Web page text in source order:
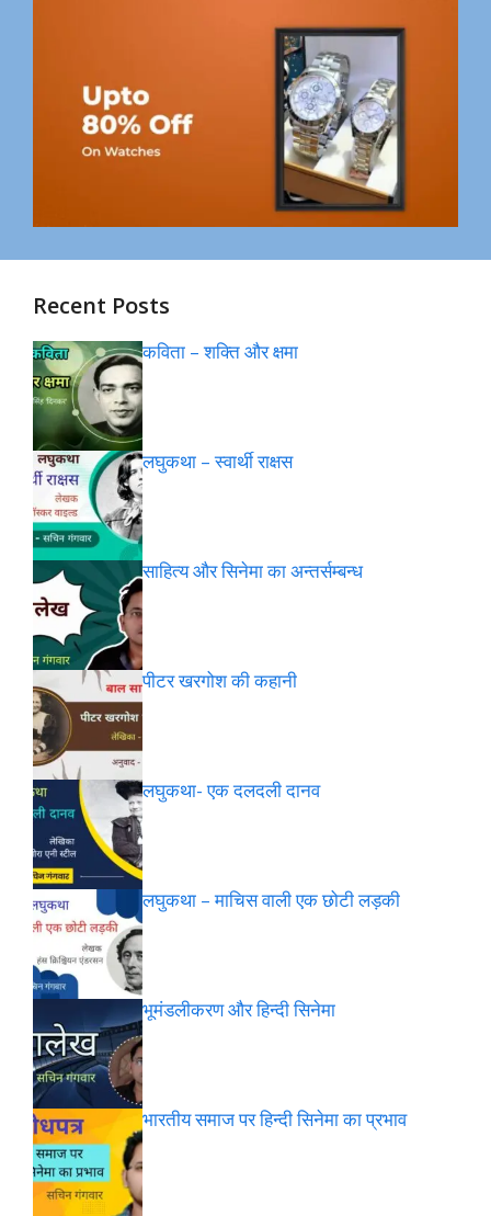
Recent Posts
कविता – शक्ति और क्षमा
लघुकथा – स्वार्थी राक्षस
साहित्य और सिनेमा का अन्तर्सम्बन्ध
पीटर खरगोश की कहानी
लघुकथा- एक दलदली दानव
लघुकथा – माचिस वाली एक छोटी लड़की
भूमंडलीकरण और हिन्दी सिनेमा
भारतीय समाज पर हिन्दी सिनेमा का प्रभाव